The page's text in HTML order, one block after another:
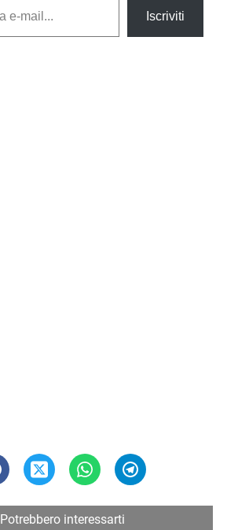
Iscriviti
Potrebbero interessarti